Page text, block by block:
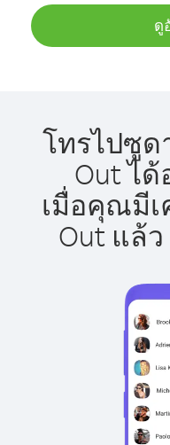
ดู
โทรไปซูด
Out ได้
เมื่อคุณมีเ
Out แล้